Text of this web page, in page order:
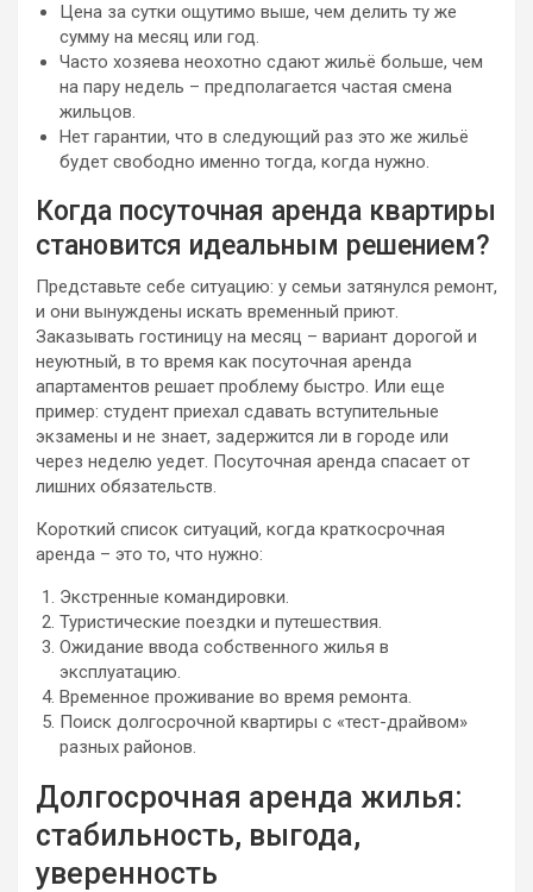
Цена за сутки ощутимо выше, чем делить ту же
сумму на месяц или год.
Часто хозяева неохотно сдают жильё больше, чем
на пару недель – предполагается частая смена
жильцов.
Нет гарантии, что в следующий раз это же жильё
будет свободно именно тогда, когда нужно.
Когда посуточная аренда квартиры
становится идеальным решением?
Представьте себе ситуацию: у семьи затянулся ремонт,
и они вынуждены искать временный приют.
Заказывать гостиницу на месяц – вариант дорогой и
неуютный, в то время как посуточная аренда
апартаментов решает проблему быстро. Или еще
пример: студент приехал сдавать вступительные
экзамены и не знает, задержится ли в городе или
через неделю уедет. Посуточная аренда спасает от
лишних обязательств.
Короткий список ситуаций, когда краткосрочная
аренда – это то, что нужно:
Экстренные командировки.
Туристические поездки и путешествия.
Ожидание ввода собственного жилья в
эксплуатацию.
Временное проживание во время ремонта.
Поиск долгосрочной квартиры с «тест-драйвом»
разных районов.
Долгосрочная аренда жилья:
стабильность, выгода,
уверенность